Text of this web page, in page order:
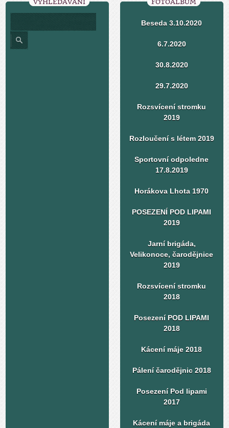
VYHLEDÁVÁNÍ FOTOALBUM
Beseda 3.10.2020
6.7.2020
30.8.2020
29.7.2020
Rozsvícení stromku
2019
Rozloučení s létem 2019
Sportovní odpoledne
17.8.2019
Horákova Lhota 1970
POSEZENÍ POD LIPAMI
2019
Jarní brigáda,
Velikonoce, čarodějnice
2019
Rozsvícení stromku
2018
Posezení POD LIPAMI
2018
Kácení máje 2018
Pálení čarodějnic 2018
Posezení Pod lipami
2017
Kácení máje a brigáda